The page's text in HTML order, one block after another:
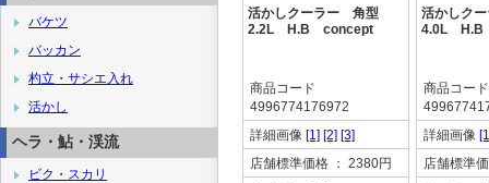
活かしクーラー 角型
2.2L H.B concept
商品コード
4996774176972
詳細画像 [1] [2] [3]
店舗標準価格 ： 2380円
活かしク
4.0L H.B
商品コード
詳細画像
店舗標準
バケツ
バッカン
杓立・サシエ入れ
活かし
ヘラ・鮎・渓流
ビク・スカリ